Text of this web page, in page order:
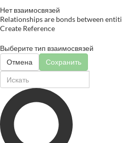
Нет взаимосвязей
Relationships are bonds between
Create Reference
Выберите тип взаимосвязей
Отмена
Сохранить